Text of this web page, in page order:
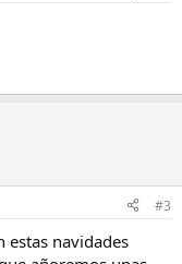
#3
estas navidades